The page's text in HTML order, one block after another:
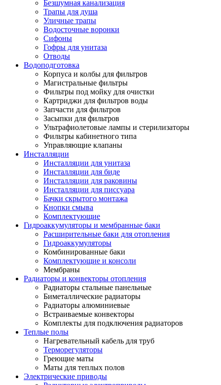
Безшумная канализация
Трапы для душа
Уличные трапы
Водосточные воронки
Сифоны
Гофры для унитаза
Отводы
Водоподготовка
Корпуса и колбы для фильтров
Магистральные фильтры
Фильтры под мойку для очистки
Картриджи для фильтров воды
Запчасти для фильтров
Засыпки для фильтров
Ультрафиолетовые лампы и стерилизаторы
Фильтры кабинетного типа
Управляющие клапаны
Инсталляции
Инсталляции для унитаза
Инсталляции для биде
Инсталляции для раковины
Инсталляции для писсуара
Бачки скрытого монтажа
Кнопки смыва
Комплектующие
Гидроаккумуляторы и мембранные баки
Расширительные баки для отопления
Гидроаккумуляторы
Комбинированные баки
Комплектующие и консоли
Мембраны
Радиаторы и конвекторы отопления
Радиаторы стальные панельные
Биметаллические радиаторы
Радиаторы алюминиевые
Встраиваемые конвекторы
Комплекты для подключения радиаторов
Теплые полы
Нагревательный кабель для труб
Терморегуляторы
Греющие маты
Маты для теплых полов
Электрические приводы